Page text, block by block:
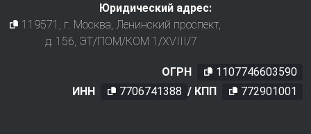
Юридический адрес:
119571 , г. Москва, Ленинский проспект,
д. 156, ЭТ/ПОМ/КОМ 1/XVIII/7
ОГРН
1107746603590
ИНН
7706741388 / КПП 772901001